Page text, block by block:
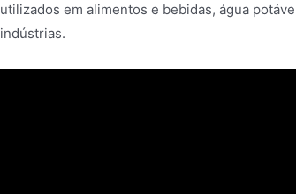
utilizados em alimentos e bebidas, água
indústrias.